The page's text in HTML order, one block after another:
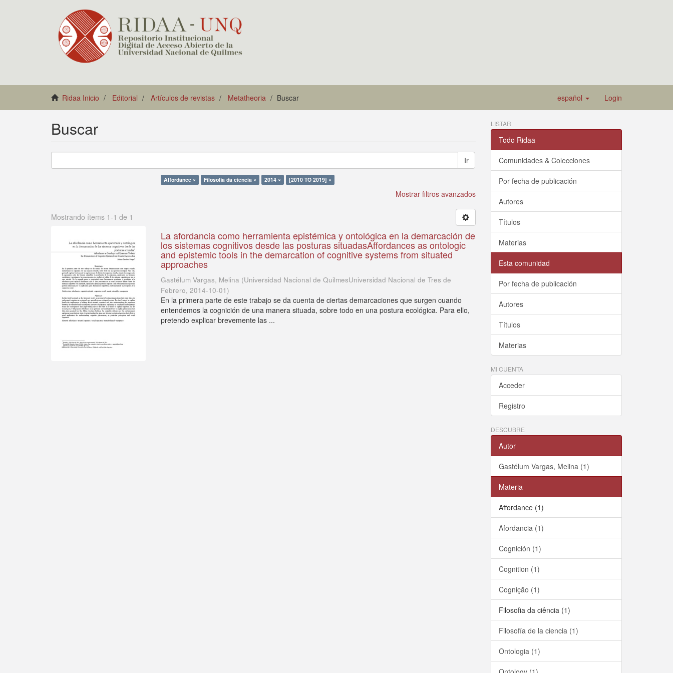
Ridaa Inicio Editorial Artículos de revistas Metatheoria Buscar español Login
Buscar
Ir
Affordance × Filosofia da ciência × 2014 × [2010 TO 2019] ×
Mostrar filtros avanzados
Mostrando ítems 1-1 de 1
La afordancia como herramienta epistémica y ontológica en la demarcación de
los sistemas cognitivos desde las posturas situadasAffordances as ontologic
and epistemic tools in the demarcation of cognitive systems from situated
approaches
Gastélum Vargas, Melina (Universidad Nacional de QuilmesUniversidad Nacional de Tres de
Febrero,2014-10-01)
En la primera parte de este trabajo se da cuenta de ciertas demarcaciones que surgen cuando
entendemos la cognición de una manera situada, sobre todo en una postura ecológica. Para ello,
pretendo explicar brevemente las ...
LISTAR
Todo Ridaa
Comunidades & Colecciones
Por fecha de publicación
Autores
Títulos
Materias
Esta comunidad
Por fecha de publicación
Autores
Títulos
Materias
MI CUENTA
Acceder
Registro
DESCUBRE
Autor
Gastélum Vargas, Melina (1)
Materia
Affordance (1)
Afordancia (1)
Cognición (1)
Cognition (1)
Cognição (1)
Filosofia da ciência (1)
Filosofía de la ciencia (1)
Ontologia (1)